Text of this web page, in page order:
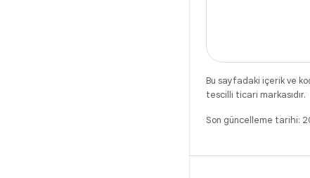
Bu sayfadaki içerik ve
tescilli ticari markasıdır.
Son güncelleme tarihi: